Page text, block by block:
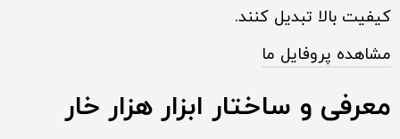
کیفیت بالا تبدیل کنند.
مشاهده پروفایل ما
معرفی و ساختار ابزار هزار خار